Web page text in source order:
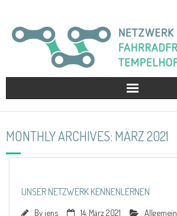
Netzwerk
Projekte
MONTHLY ARCHIVES: MÄRZ 2021
UNSER NETZWERK KENNENLERNEN
By jens 14. März 2021 Allgemein